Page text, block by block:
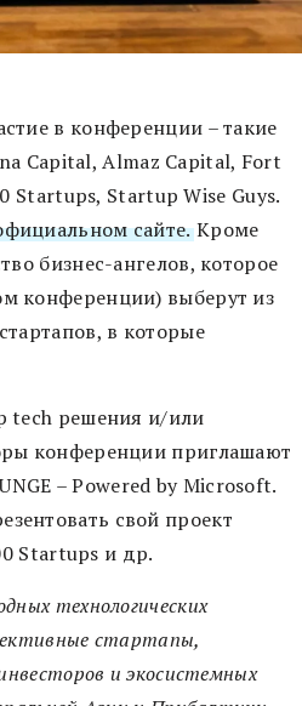
в конференции – такие
Capital, Almaz Capital, Fort
Startups, Startup Wise Guys.
сайте.Кроме
бизнес-ангелов, которое
конференции) выберут из
в которые
tech решения и/или
конференции приглашают
– Powered by Microsoft.
свой проект
Startups и др.
технологических
стартапы,
и экосистемных